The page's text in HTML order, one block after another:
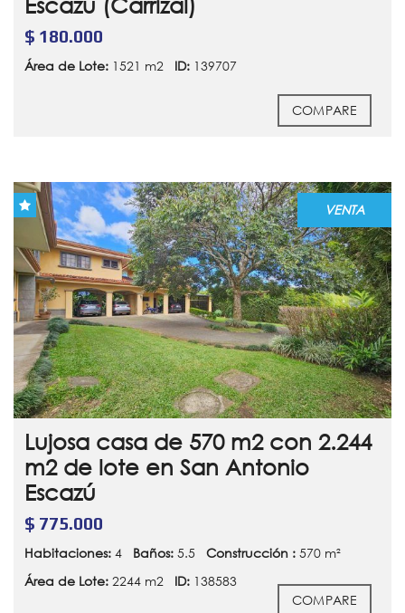
$ 180.000
Área de Lote: 1521 m2 ID: 139707
VENTA
Lujosa casa de 570 m2 con 2.244
m2 de lote en San Antonio
Escazú
$ 775.000
Habitaciones: 4 Baños: 5.5 Construcción : 570 m²
Área de Lote: 2244 m2 ID: 138583
COMPARE
COMPARE